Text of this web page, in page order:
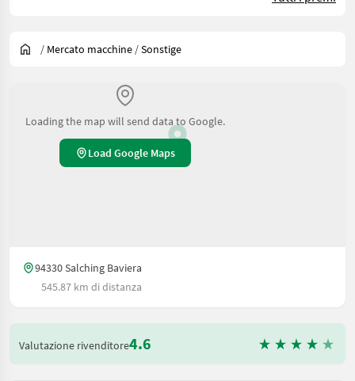
/ Mercato macchine /Sonstige
Loading the map will send data to Google.
Load Google Maps
94330 Salching Baviera
545.87 km di distanza
Valutazione rivenditore4.6